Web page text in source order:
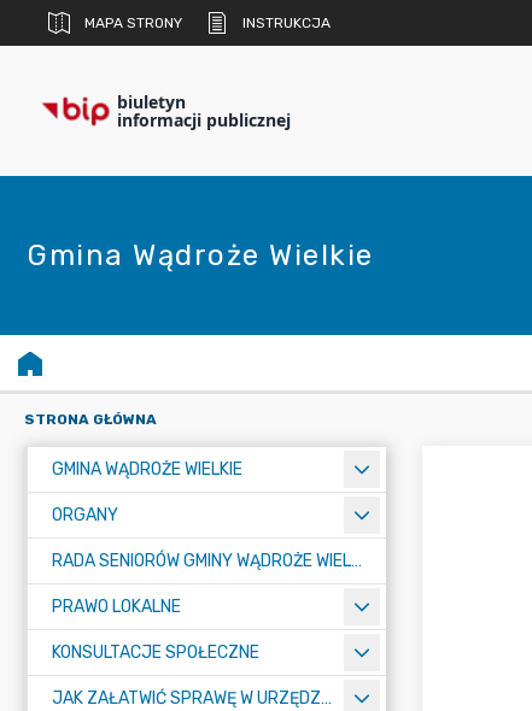
MAPA STRONY INSTRUKCJA
biuletyn
informacji publicznej
Gmina Wądroże Wielkie
STRONA GŁÓWNA
GMINA WĄDROŻE WIELKIE
ORGANY
RADA SENIORÓW GMINY WĄDROŻE WIELKIE
PRAWO LOKALNE
KONSULTACJE SPOŁECZNE
JAK ZAŁATWIĆ SPRAWĘ W URZĘDZIE ? - KARTY USŁUG I FORMULARZE